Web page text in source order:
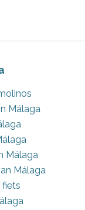
Málaga
Málaga
Málaga
fiets